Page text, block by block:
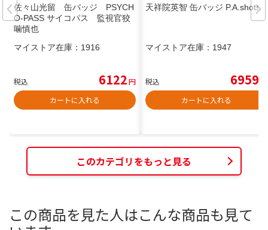
佐々山光留 缶バッジ PSYCH
O-PASS サイコパス 監視官狡
噛慎也
マイストア在庫： 1916
税込 6122円
カートに入れる
天祥院英智 缶バッジ P.A.shots!!
マイストア在庫： 1947
税込 6959
カートに入れる
このカテゴリをもっと見る
この商品を見た人はこんな商品も見て